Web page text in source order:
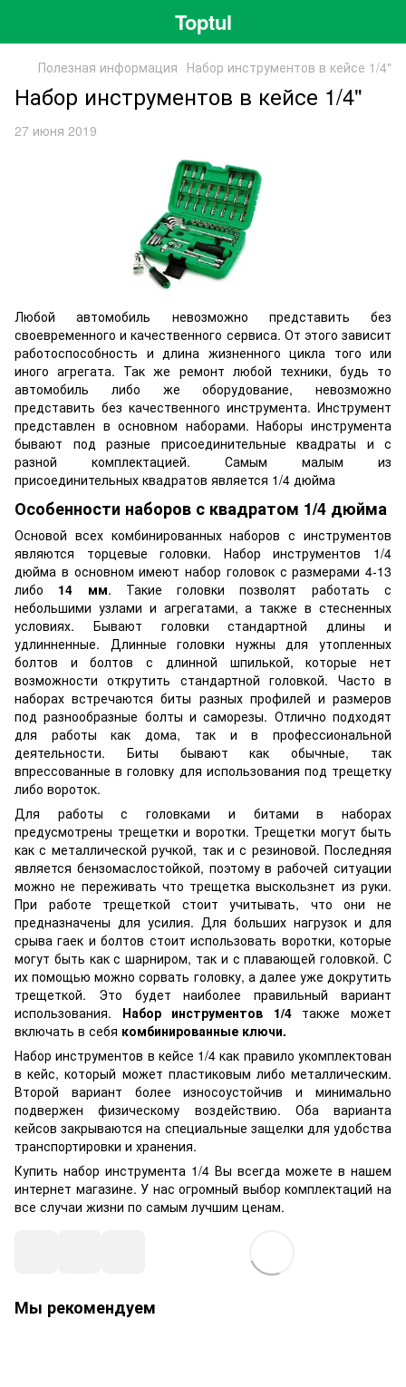
Toptul
Полезная информация Набор инструментов в кейсе 1/4"
Набор инструментов в кейсе 1/4"
27 июня 2019
Любой автомобиль невозможно представить без
своевременного и качественного сервиса. От этого зависит
работоспособность и длина жизненного цикла того или
иного агрегата. Так же ремонт любой техники, будь то
автомобиль либо же оборудование, невозможно
представить без качественного инструмента. Инструмент
представлен в основном наборами. Наборы инструмента
бывают под разные присоединительные квадраты и с
разной комплектацией. Самым малым из
присоединительных квадратов является 1/4 дюйма
Особенности наборов с квадратом 1/4 дюйма
Основой всех комбинированных наборов с инструментов
являются торцевые головки. Набор инструментов 1/4
дюйма в основном имеют набор головок с размерами 4-13
либо 14 мм. Такие головки позволят работать с
небольшими узлами и агрегатами, а также в стесненных
условиях. Бывают головки стандартной длины и
удлинненные. Длинные головки нужны для утопленных
болтов и болтов с длинной шпилькой, которые нет
возможности открутить стандартной головкой. Часто в
наборах встречаются биты разных профилей и размеров
под разнообразные болты и саморезы. Отлично подходят
для работы как дома, так и в профессиональной
деятельности. Биты бывают как обычные, так
впрессованные в головку для использования под трещетку
либо вороток.
Для работы с головками и битами в наборах
предусмотрены трещетки и воротки. Трещетки могут быть
как с металлической ручкой, так и с резиновой. Последняя
является бензомаслостойкой, поэтому в рабочей ситуации
можно не переживать что трещетка выскользнет из руки.
При работе трещеткой стоит учитывать, что они не
предназначены для усилия. Для больших нагрузок и для
срыва гаек и болтов стоит использовать воротки, которые
могут быть как с шарниром, так и с плавающей головкой. С
их помощью можно сорвать головку, а далее уже докрутить
трещеткой. Это будет наиболее правильный вариант
использования. Набор инструментов 1/4также может
включать в себя комбинированные ключи.
Набор инструментов в кейсе 1/4 как правило укомплектован
в кейс, который может пластиковым либо металлическим.
Второй вариант более износоустойчив и минимально
подвержен физическому воздействию. Оба варианта
кейсов закрываются на специальные защелки для удобства
транспортировки и хранения.
Купить набор инструмента 1/4 Вы всегда можете в нашем
интернет магазине. У нас огромный выбор комплектаций на
все случаи жизни по самым лучшим ценам.
Мы рекомендуем